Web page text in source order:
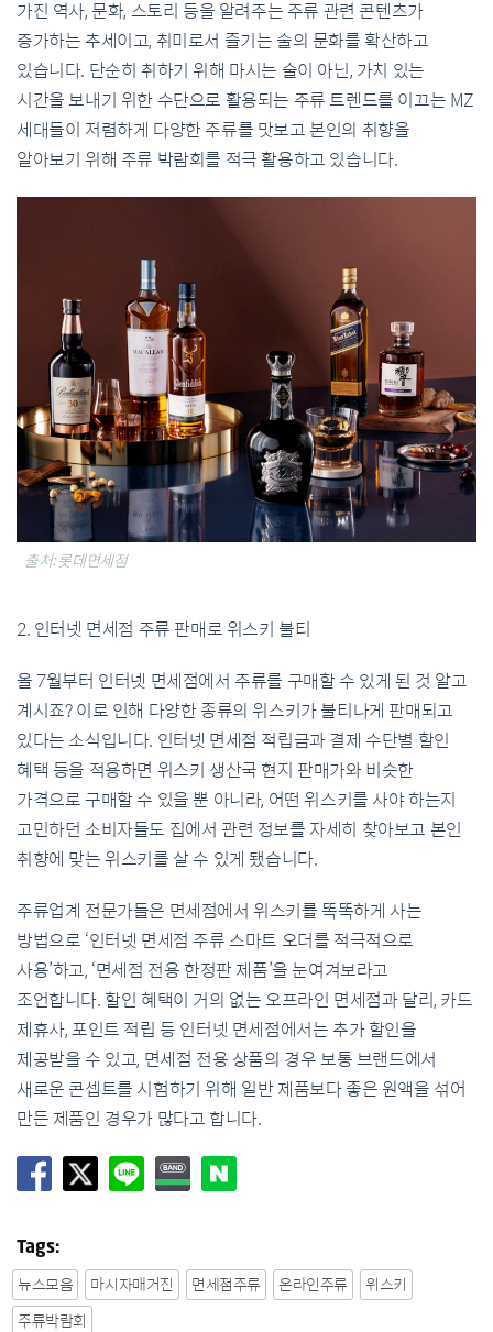
가진 역사, 문화, 스토리 등을 알려주는 주류 관련 콘텐츠가
증가하는 추세이고, 취미로서 즐기는 술의 문화를 확산하고
있습니다. 단순히 취하기 위해 마시는 술이 아닌, 가치 있는
시간을 보내기 위한 수단으로 활용되는 주류 트렌드를 이끄는 MZ
세대들이 저렴하게 다양한 주류를 맛보고 본인의 취향을
알아보기 위해 주류 박람회를 적극 활용하고 있습니다.
출처: 롯데면세점
2. 인터넷 면세점 주류 판매로 위스키 불티
올 7월부터 인터넷 면세점에서 주류를 구매할 수 있게 된 것 알고
계시죠? 이로 인해 다양한 종류의 위스키가 불티나게 판매되고
있다는 소식입니다. 인터넷 면세점 적립금과 결제 수단별 할인
혜택 등을 적용하면 위스키 생산국 현지 판매가와 비슷한
가격으로 구매할 수 있을 뿐 아니라, 어떤 위스키를 사야 하는지
고민하던 소비자들도 집에서 관련 정보를 자세히 찾아보고 본인
취향에 맞는 위스키를 살 수 있게 됐습니다.
주류업계 전문가들은 면세점에서 위스키를 똑똑하게 사는
방법으로 ‘인터넷 면세점 주류 스마트 오더를 적극적으로
사용’하고, ‘면세점 전용 한정판 제품’을 눈여겨보라고
조언합니다. 할인 혜택이 거의 없는 오프라인 면세점과 달리, 카드
제휴사, 포인트 적립 등 인터넷 면세점에서는 추가 할인을
제공받을 수 있고, 면세점 전용 상품의 경우 보통 브랜드에서
새로운 콘셉트를 시험하기 위해 일반 제품보다 좋은 원액을 섞어
만든 제품인 경우가 많다고 합니다.
Tags:
뉴스모음 마시자매거진 면세점주류 온라인주류
위스키
주류박람회